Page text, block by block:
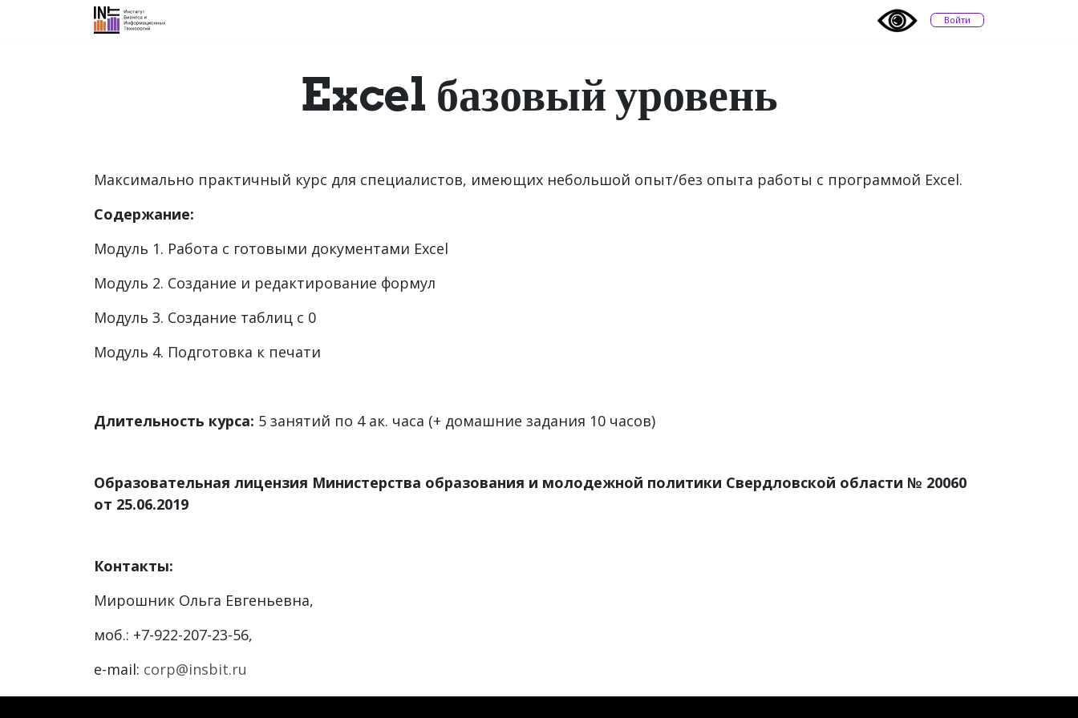
Войти
Excel базовый уровень
Максимально практичный курс для специалистов, имеющих небольшой опыт/без опыта работы с программой Excel.
Содержание:
Модуль 1. Работа с готовыми документами Excel
Модуль 2. Создание и редактирование формул
Модуль 3. Создание таблиц с 0
Модуль 4. Подготовка к печати
Длительность курса: 5 занятий по 4 ак. часа (+ домашние задания 10 часов)
Образовательная лицензия Министерства образования и молодежной политики Свердловской области № 20060
от 25.06.2019
Контакты:
Мирошник Ольга Евгеньевна,
моб.: +7-922-207-23-56,
e-mail: corp@insbit.ru